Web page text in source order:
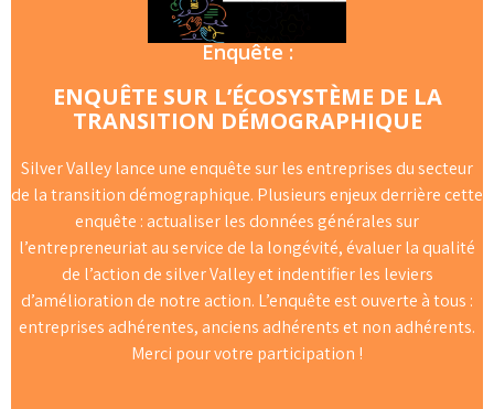
Enquête :
ENQUÊTE SUR L’ÉCOSYSTÈME DE LA
TRANSITION DÉMOGRAPHIQUE
Silver Valley lance une enquête sur les entreprises du secteur
de la transition démographique. Plusieurs enjeux derrière cette
enquête : actualiser les données générales sur
l’entrepreneuriat au service de la longévité, évaluer la qualité
de l’action de silver Valley et indentifier les leviers
d’amélioration de notre action. L’enquête est ouverte à tous :
entreprises adhérentes, anciens adhérents et non adhérents.
Merci pour votre participation !